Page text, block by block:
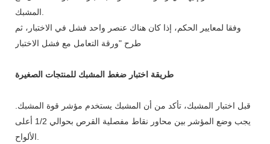
وفقا لمعايير الحكم، إذا كان هناك عنصر واحد فشل في الاختبار، ثم
طرح "ورقة التعامل مع فشل الاختبار
طريقة اختبار ضغط المشبك للمنتجات الصغيرة
قبل اختبار المشبك، تأكد من أن المشبك يستخدم مؤشر قوة المشبك.
يجب وضع المؤشر بين محاور نقاط مفصلية القرص بحوالي 1/2 أعلى